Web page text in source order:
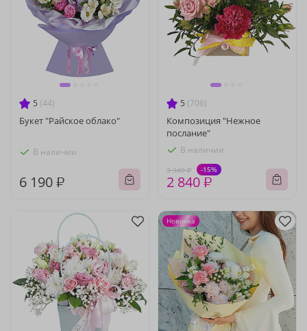
5 (44)
Букет "Райское облако"
В наличии
6 190 ₽
5 (706)
Композиция "Нежное
послание"
В наличии
3 340 ₽ -15%
2 840 ₽
Новинка